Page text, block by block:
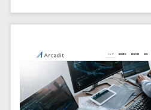
図面検索シス
施工管理アプ
報告書作成ツ
モバイ
イス管理
設備監
テム
ID管理